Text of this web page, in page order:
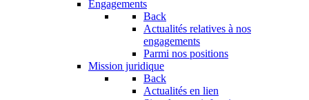
Engagements
Back
Actualités relatives à nos
engagements
Parmi nos positions
Mission juridique
Back
Actualités en lien